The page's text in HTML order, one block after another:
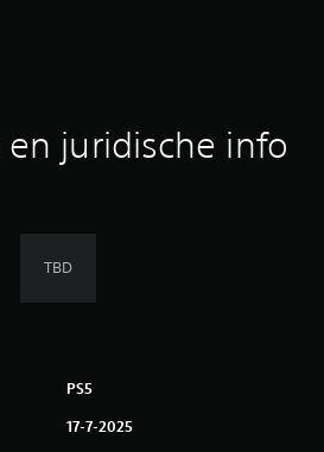
n
juridische info
TBD
PS5
17-7-2025